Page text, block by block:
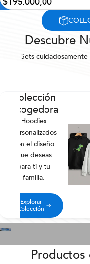
de
Descubre
Sets cuidadosamente
Colección
Acogedora
Hoodies
personalizados
con el diseño
que deseas
para ti y tu
familia.
Explorar
Colección
Productos